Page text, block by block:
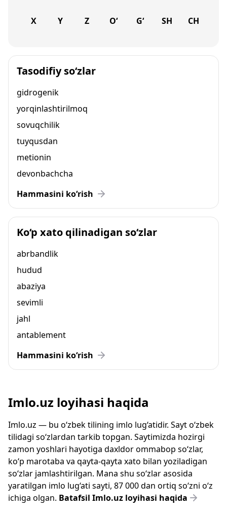
X Y Z O‘ G‘ SH CH
Tasodifiy so‘zlar
gidrogenik
yorqinlashtirilmoq
sovuqchilik
tuyqusdan
metionin
devonbachcha
Hammasini ko‘rish
Ko‘p xato qilinadigan so‘zlar
abrbandlik
hudud
abaziya
sevimli
jahl
antablement
Hammasini ko‘rish
Imlo.uz loyihasi haqida
Imlo.uz — bu o‘zbek tilining imlo lug‘atidir. Sayt o‘zbek
tilidagi so‘zlardan tarkib topgan. Saytimizda hozirgi
zamon yoshlari hayotiga daxldor ommabop so‘zlar,
ko‘p marotaba va qayta-qayta xato bilan yoziladigan
so‘zlar jamlashtirilgan. Mana shu so‘zlar asosida
yaratilgan imlo lug‘ati sayti, 87 000 dan ortiq so‘zni o‘z
ichiga olgan. Batafsil Imlo.uz loyihasi haqida